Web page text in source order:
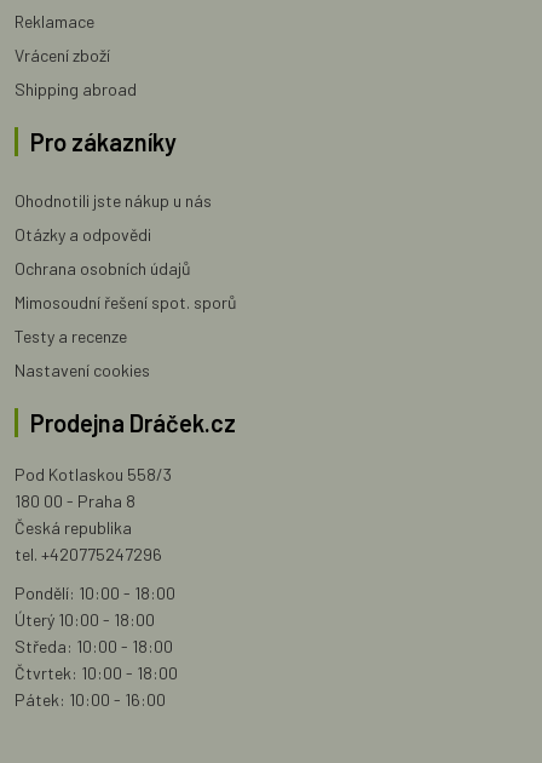
Reklamace
Vrácení zboží
Shipping abroad
Pro zákazníky
Ohodnotili jste nákup u nás
Otázky a odpovědi
Ochrana osobních údajů
Mimosoudní řešení spot. sporů
Testy a recenze
Nastavení cookies
Prodejna Dráček.cz
Pod Kotlaskou 558/3
180 00 - Praha 8
Česká republika
tel. +420775247296
Pondělí: 10:00 - 18:00
Úterý 10:00 - 18:00
Středa: 10:00 - 18:00
Čtvrtek: 10:00 - 18:00
Pátek: 10:00 - 16:00